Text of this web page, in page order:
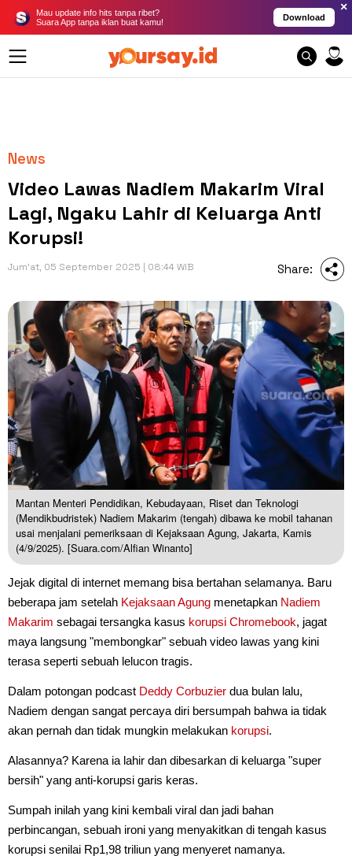
Mau update info hits tanpa ribet?
Suara App tanpa iklan buat kamu!
Download
×
News
Video Lawas Nadiem Makarim Viral
Lagi, Ngaku Lahir di Keluarga Anti
Korupsi!
Jum'at, 05 September 2025 | 08:44 WIB Share:
Mantan Menteri Pendidikan, Kebudayaan, Riset dan Teknologi
(Mendikbudristek) Nadiem Makarim (tengah) dibawa ke mobil tahanan
usai menjalani pemeriksaan di Kejaksaan Agung, Jakarta, Kamis
(4/9/2025). [Suara.com/Alfian Winanto]
Jejak digital di internet memang bisa bertahan selamanya. Baru
beberapa jam setelah Kejaksaan Agung menetapkan Nadiem
Makarim sebagai tersangka kasus korupsi Chromebook, jagat
maya langsung "membongkar" sebuah video lawas yang kini
terasa seperti sebuah lelucon tragis.
Dalam potongan podcast Deddy Corbuzier dua bulan lalu,
Nadiem dengan sangat percaya diri bersumpah bahwa ia tidak
akan pernah dan tidak mungkin melakukan korupsi.
Alasannya? Karena ia lahir dan dibesarkan di keluarga "super
bersih" yang anti-korupsi garis keras.
Sumpah inilah yang kini kembali viral dan jadi bahan
perbincangan, sebuah ironi yang menyakitkan di tengah kasus
korupsi senilai Rp1,98 triliun yang menyeret namanya.